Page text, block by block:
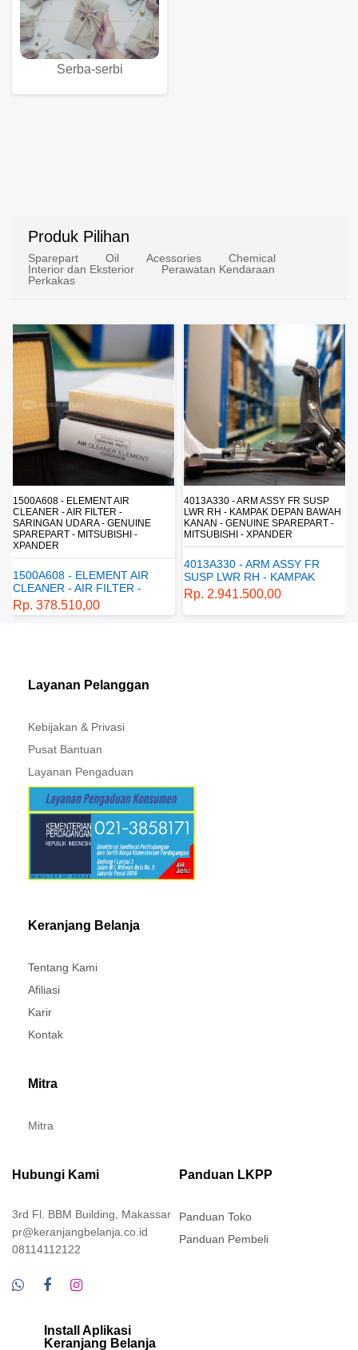
Serba-serbi
Produk Pilihan
Sparepart Oil Acessories
Chemical
Interior dan Eksterior
Perawatan Kendaraan
Perkakas
4013A330 - ARM ASSY FR SUSP
LWR RH - KAMPAK DEPAN BAWAH
KANAN - GENUINE SPAREPART -
MITSUBISHI - XPANDER
SUSP LWR RH - KAMPAK
DEPAN BAWAH KANAN -
GENUINE SPAREPART -
MITSUBISHI - XPANDER
Rp. 2.941.500,00
4162A413 - SHOCK ABSORBER RR
SUSP - SUSPENSI BELAKANG -
SHOCKBREAKER BELAKANG -
GENUINE SPAREPART -
MITSUBISHI - XPANDER
4162A413 - SHOCK
ABSORBER RR SUSP -
SUSPENSI BELAKANG -
SHOCKBREAKER BELAKANG
Rp. 1.198.800,00
Layanan Pelanggan
Kebijakan & Privasi
Pusat Bantuan
Layanan Pengaduan
Keranjang Belanja
Tentang Kami
Afiliasi
Karir
Kontak
Mitra
Mitra
Hubungi Kami
3rd Fl. BBM Building, Makassar
pr@keranjangbelanja.co.id
08114112122
Panduan LKPP
Panduan Toko
Panduan Pembeli
Install Aplikasi
Keranjang Belanja